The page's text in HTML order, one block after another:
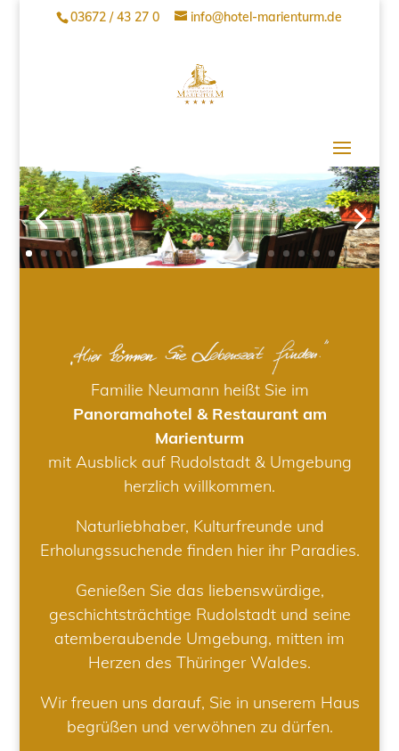
03672 / 43 27 0 info@hotel-marienturm.de
Familie Neumann heißt Sie im
Panoramahotel & Restaurant am
Marienturm
mit Ausblick auf Rudolstadt & Umgebung
herzlich willkommen.
Naturliebhaber, Kulturfreunde und
Erholungssuchende finden hier ihr Paradies.
Genießen Sie das liebenswürdige,
geschichtsträchtige Rudolstadt und seine
atemberaubende Umgebung, mitten im
Herzen des Thüringer Waldes.
Wir freuen uns darauf, Sie in unserem Haus
begrüßen und verwöhnen zu dürfen.